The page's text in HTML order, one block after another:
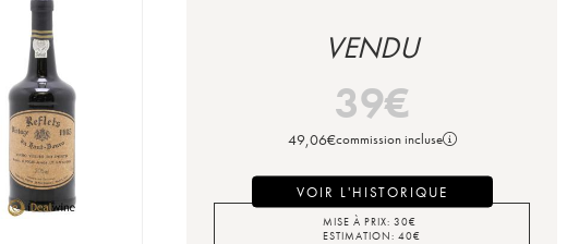
VENDU
39€
49,06€commission incluse
VOIR L'HISTORIQUE
MISE À PRIX: 30€
ESTIMATION: 40€